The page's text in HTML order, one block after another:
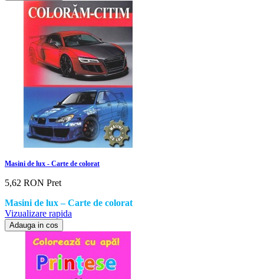
Masini de lux - Carte de colorat
5,62 RON Pret
Masini de lux – Carte de colorat
Vizualizare rapida
Adauga in cos